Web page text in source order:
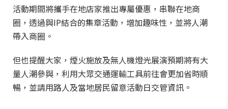
活動期間將攜手在地店家推出專屬優惠，串聯在地商
圈，透過與IP結合的集章活動，增加趣味性，並將人潮
帶入商圈。
但也提醒大家，煙火施放及無人機燈光展演預期將有大
量人潮參與，利用大眾交通運輸工具前往會更加省時順
暢，並請用路人及當地居民留意活動日交管資訊。